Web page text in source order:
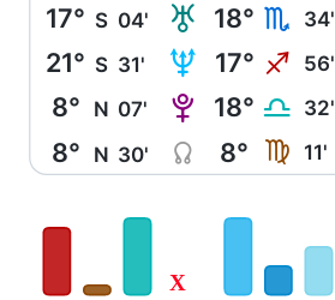
17° S 04' T 18° H 34'
21° S 31' U 17° I 56'
8° N 07' V 18° G 32'
8° N 30' Y 8° F 11'
X